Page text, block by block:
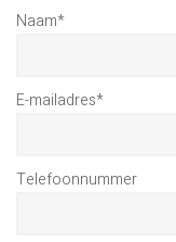
Naam*
E-mailadres*
Telefoonnummer